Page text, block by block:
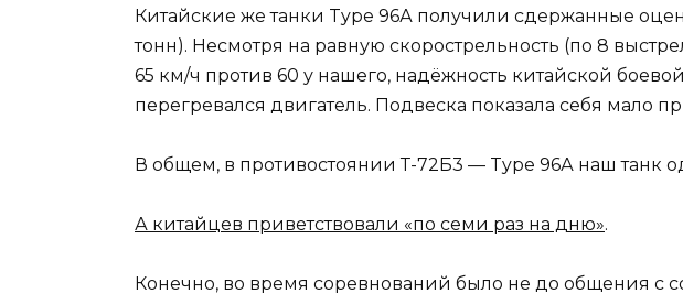
Китайские же танки Type 96А получили сдержанные
тонн). Несмотря на равную скорострельность (по 8
65 км/ч против 60 у нашего, надёжность китайской
перегревался двигатель. Подвеска показала себя мало
В общем, в противостоянии Т-72Б3 — Type 96А наш танк
А китайцев приветствовали «по семи раз на дню».
Конечно, во время соревнований было не до общения с